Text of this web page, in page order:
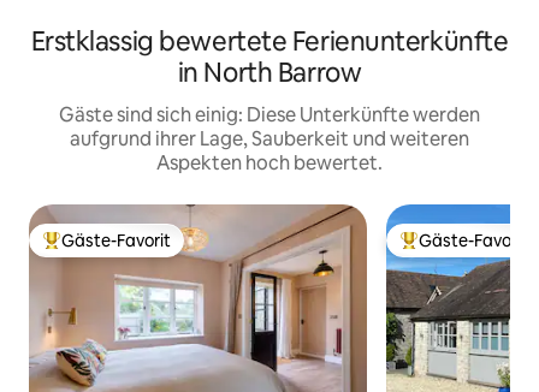
Erstklassig bewertete Ferienunterkünfte
in North Barrow
Gäste sind sich einig: Diese Unterkünfte werden
aufgrund ihrer Lage, Sauberkeit und weiteren
Aspekten hoch bewertet.
Beliebter Gäste-Favorit.
Gäste-Favorit Beliebter Gäste-
Gäste-Favorit